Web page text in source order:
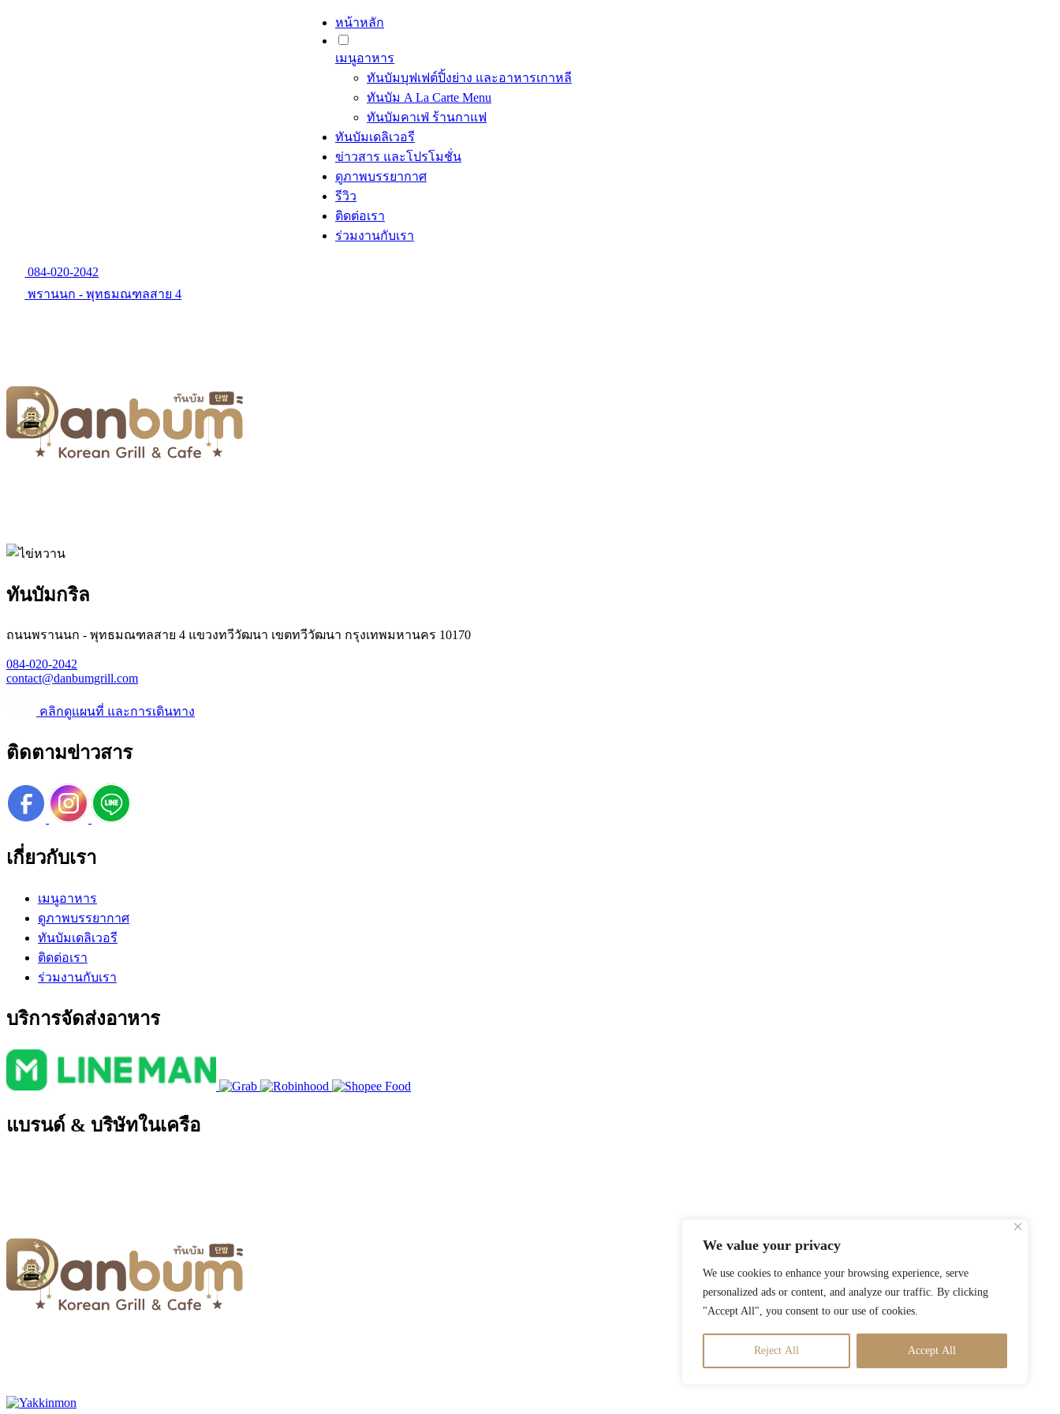
หน้าหลัก
เมนูอาหาร
ทันบัมบุฟเฟต์ปิ้งย่าง และอาหารเกาหลี
ทันบัม A La Carte Menu
ทันบัมคาเฟ่ ร้านกาแฟ
ทันบัมเดลิเวอรี
ข่าวสาร และโปรโมชั่น
ดูภาพบรรยากาศ
รีวิว
ติดต่อเรา
ร่วมงานกับเรา
We value your privacy
We use cookies to enhance your browsing experience, serve
personalized ads or content, and analyze our traffic. By clicking
"Accept All", you consent to our use of cookies.
Reject All Accept All
084-020-2042
พรานนก - พุทธมณฑลสาย 4
ทันบัมกริล
ถนนพรานนก - พุทธมณฑลสาย 4 แขวงทวีวัฒนา เขตทวีวัฒนา กรุงเทพมหานคร 10170
084-020-2042
contact@danbumgrill.com
คลิกดูแผนที่ และการเดินทาง
ติดตามข่าวสาร
เกี่ยวกับเรา
เมนูอาหาร
ดูภาพบรรยากาศ
ทันบัมเดลิเวอรี
ติดต่อเรา
ร่วมงานกับเรา
บริการจัดส่งอาหาร
แบรนด์ & บริษัทในเครือ